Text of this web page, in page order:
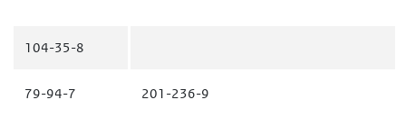
104-35-8
79-94-7 201-236-9